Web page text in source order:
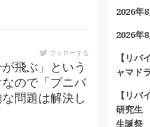
フォローする
飛ぶ」という
ので「プニバ
問題は解決し
2026年
2026年
【リバ
ャマド
【リバ
研究生
生誕祭